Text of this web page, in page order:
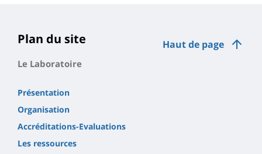
Haut de page
Plan du site
Le Laboratoire
Présentation
Organisation
Accréditations-Evaluations
Les ressources